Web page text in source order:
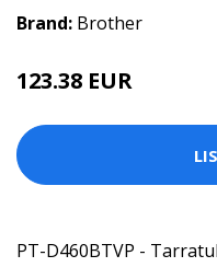
Brand: Brother
123.38 EUR
PT-D460BTVP -